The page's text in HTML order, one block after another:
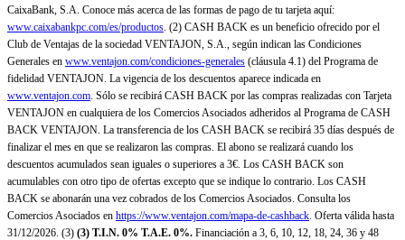
CaixaBank, S.A. Conoce más acerca de las formas de pago de tu tarjeta aquí:
www.caixabankpc.com/es/productos. (2) CASH BACK es un beneficio ofrecido por el
Club de Ventajas de la sociedad VENTAJON, S.A., según indican las Condiciones
Generales en www.ventajon.com/condiciones-generales (cláusula 4.1) del Programa de
fidelidad VENTAJON. La vigencia de los descuentos aparece indicada en
www.ventajon.com. Sólo se recibirá CASH BACK por las compras realizadas con Tarjeta
VENTAJON en cualquiera de los Comercios Asociados adheridos al Programa de CASH
BACK VENTAJON. La transferencia de los CASH BACK se recibirá 35 días después de
finalizar el mes en que se realizaron las compras. El abono se realizará cuando los
descuentos acumulados sean iguales o superiores a 3€. Los CASH BACK son
acumulables con otro tipo de ofertas excepto que se indique lo contrario. Los CASH
BACK se abonarán una vez cobrados de los Comercios Asociados. Consulta los
Comercios Asociados en https://www.ventajon.com/mapa-de-cashback. Oferta válida hasta
31/12/2026. (3) (3) T.I.N. 0% T.A.E. 0%. Financiación a 3, 6, 10, 12, 18, 24, 36 y 48